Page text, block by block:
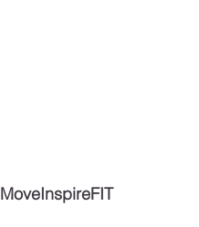
MoveInspireFIT